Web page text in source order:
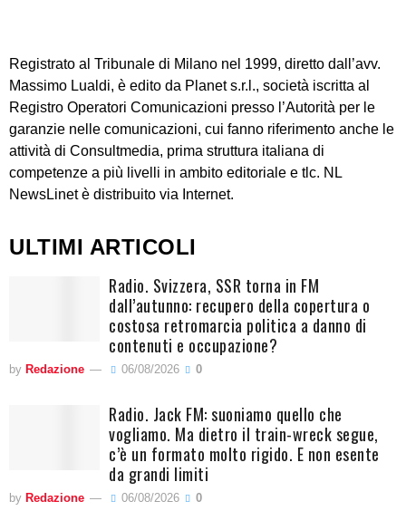
Registrato al Tribunale di Milano nel 1999, diretto dall’avv.
Massimo Lualdi, è edito da Planet s.r.l., società iscritta al
Registro Operatori Comunicazioni presso l’Autorità per le
garanzie nelle comunicazioni, cui fanno riferimento anche le
attività di Consultmedia, prima struttura italiana di
competenze a più livelli in ambito editoriale e tlc. NL
NewsLinet è distribuito via Internet.
ULTIMI ARTICOLI
Radio. Svizzera, SSR torna in FM
dall’autunno: recupero della copertura o
costosa retromarcia politica a danno di
contenuti e occupazione?
by Redazione 06/08/2026 0
Radio. Jack FM: suoniamo quello che
vogliamo. Ma dietro il train-wreck segue,
c’è un formato molto rigido. E non esente
da grandi limiti
by Redazione 06/08/2026 0